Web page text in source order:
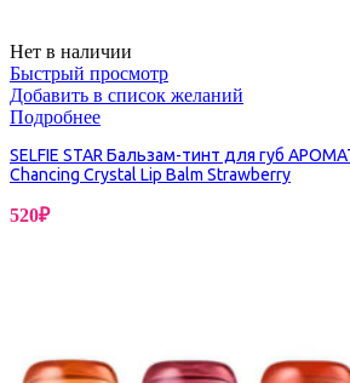
Нет в наличии
Быстрый просмотр
Добавить в список желаний
Подробнее
SELFIE STAR Бальзам-тинт для губ
Chancing Crystal Lip Balm Strawberry
520₽